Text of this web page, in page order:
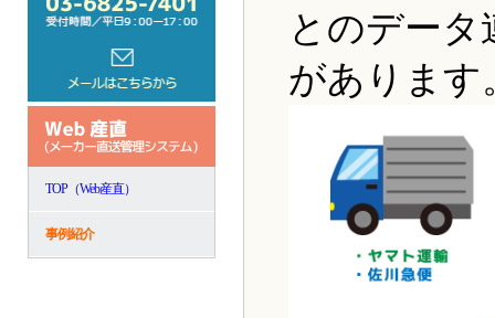
TOP（Web産直）
事例紹介
とのデー
があります